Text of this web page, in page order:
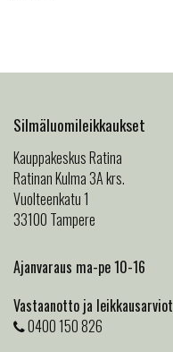
Silmäluomileikkaukset
Kauppakeskus Ratina
Ratinan Kulma 3A krs.
Vuolteenkatu 1
33100 Tampere
Ajanvaraus ma-pe 10-16
Vastaanotto ja leikkausarviot
0400 150 826